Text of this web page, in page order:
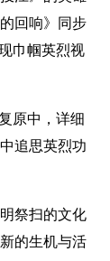
回响》同步
巾帼英烈视
原中，详细
追思英烈功
祭扫的文化
的生机与活